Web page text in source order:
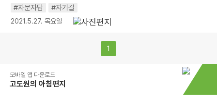
#자문자답
#자기길
2021.5.27. 목요일
1
모바일 앱 다운로드
고도원의 아침편지